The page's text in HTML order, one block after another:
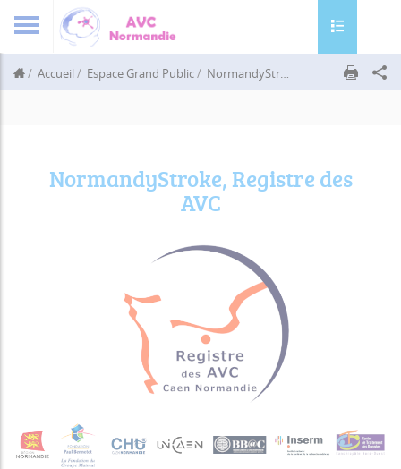
Toggle
Accueil Espace Grand Public NormandyStroke
NormandyStroke, Registre des
AVC